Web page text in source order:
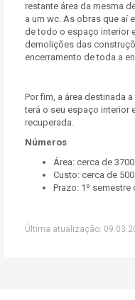
restante área da mesma
a um wc. As obras que aí
de todo o espaço interior
demolições das
encerramento de toda a
Por fim, a área destinada
terá o seu espaço interior
recuperada.
Números
Área: cerca de
Custo: cerca de
Prazo: 1º semestre
Última atualização: